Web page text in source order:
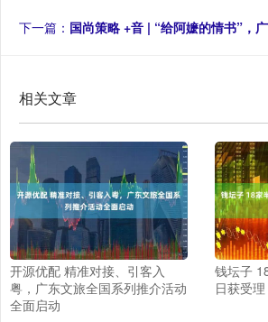
下一篇： 国尚策略 +音 | “给阿嬷的情书”，
相关文章
开源优配 精准对接、引客入
粤，广东文旅全国系列推介活动
全面启动
钱坛子
日获受